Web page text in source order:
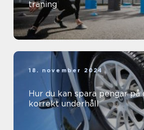
träning
18. november 2024
Hur du kan spara pengar på
korrekt underhåll